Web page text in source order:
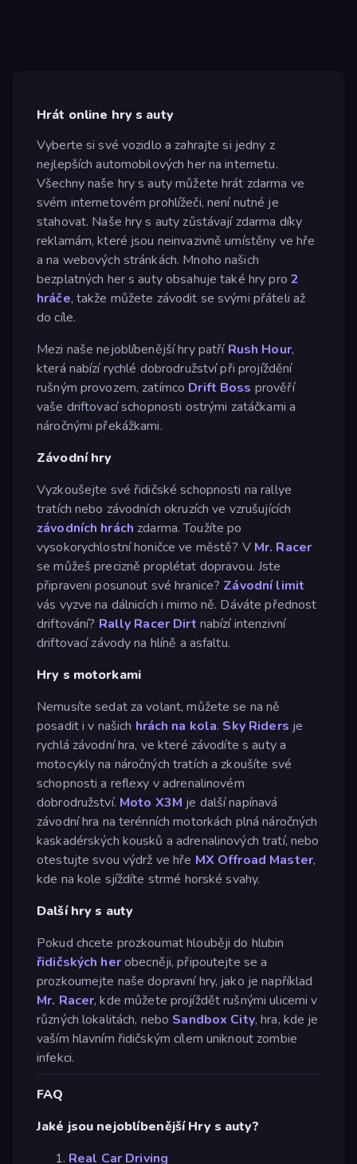
Hrát online hry s auty
Vyberte si své vozidlo a zahrajte si jedny z
nejlepších automobilových her na internetu.
Všechny naše hry s auty můžete hrát zdarma ve
svém internetovém prohlížeči, není nutné je
stahovat. Naše hry s auty zůstávají zdarma díky
reklamám, které jsou neinvazivně umístěny ve hře
a na webových stránkách. Mnoho našich
bezplatných her s auty obsahuje také hry pro 2
hráče, takže můžete závodit se svými přáteli až
do cíle.
Mezi naše nejoblíbenější hry patří Rush Hour,
která nabízí rychlé dobrodružství při projíždění
rušným provozem, zatímco Drift Boss prověří
vaše driftovací schopnosti ostrými zatáčkami a
náročnými překážkami.
Závodní hry
Vyzkoušejte své řidičské schopnosti na rallye
tratích nebo závodních okruzích ve vzrušujících
závodních hrách zdarma. Toužíte po
vysokorychlostní honičce ve městě? V Mr. Racer
se můžeš precizně proplétat dopravou. Jste
připraveni posunout své hranice? Závodní limit
vás vyzve na dálnicích i mimo ně. Dáváte přednost
driftování? Rally Racer Dirt nabízí intenzivní
driftovací závody na hlíně a asfaltu.
Hry s motorkami
Nemusíte sedat za volant, můžete se na ně
posadit i v našich hrách na kola. Sky Riders je
rychlá závodní hra, ve které závodíte s auty a
motocykly na náročných tratích a zkoušíte své
schopnosti a reflexy v adrenalinovém
dobrodružství. Moto X3M je další napínavá
závodní hra na terénních motorkách plná náročných
kaskadérských kousků a adrenalinových tratí, nebo
otestujte svou výdrž ve hře MX Offroad Master,
kde na kole sjíždíte strmé horské svahy.
Další hry s auty
Pokud chcete prozkoumat hlouběji do hlubin
řidičských herobecněji, připoutejte se a
prozkoumejte naše dopravní hry, jako je například
Mr. Racer, kde můžete projíždět rušnými ulicemi v
různých lokalitách, nebo Sandbox City, hra, kde je
vaším hlavním řidičským cílem uniknout zombie
infekci.
FAQ
Jaké jsou nejoblíbenější Hry s auty?
Real Car Driving